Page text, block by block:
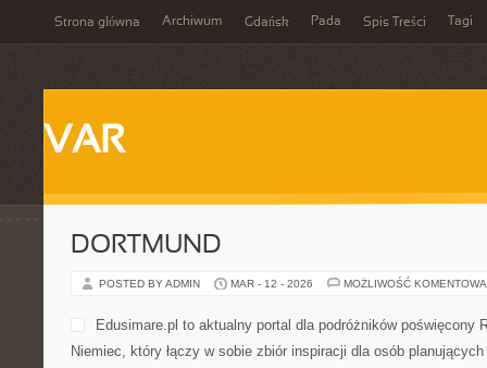
Strona główna Archiwum Gdańsk Pada Spis Treści Tagi
VAR
DORTMUND
POSTED BY ADMIN MAR - 12 - 2026 MOŻLIWOŚĆ
Edusimare.pl to aktualny portal dla podróżników poświęcony
Niemiec, który łączy w sobie zbiór inspiracji dla osób